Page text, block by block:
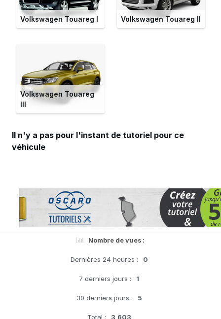
Volkswagen Touareg I Volkswagen Touareg II
Volkswagen Touareg
III
Il n'y a pas pour l'instant de tutoriel pour ce
véhicule
Nombre de vues :
Dernières 24 heures : 0
7 derniers jours : 1
30 derniers jours : 5
Total : 3,603